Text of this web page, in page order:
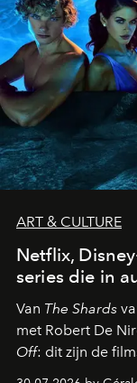
ART & CULTURE
Netflix,
series die in
Van The Shards
met Robert De
Off: dit zijn de